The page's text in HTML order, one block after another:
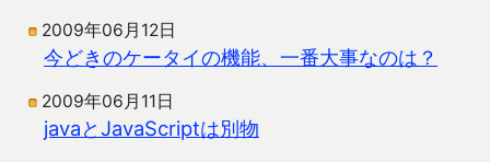
2009年06月12日
今どきのケータイの機能、一番大事なのは？
2009年06月11日
javaとJavaScriptは別物